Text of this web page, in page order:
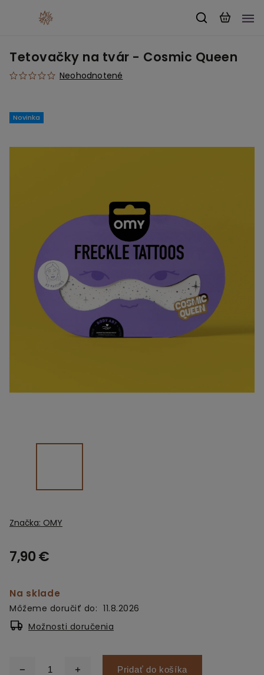
Tetovačky na tvár - Cosmic Queen
Neohodnotené
Novinka
Značka: OMY
7,90 €
Na sklade
Môžeme doručiť do: 11.8.2026
Možnosti doručenia
Pridať do košíka